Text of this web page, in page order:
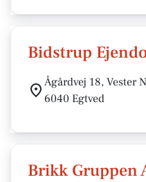
Bidstrup
Ågårdvej 18, Vester
6040 Egtved
Brikk Gruppen